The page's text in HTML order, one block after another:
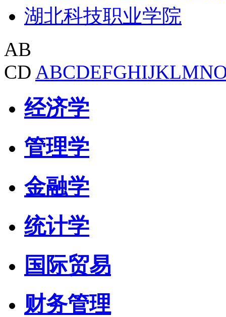
湖北科技职业学院
AB
CD ABCDEFGHIJKLMN
经济学
管理学
金融学
统计学
国际贸易
财务管理